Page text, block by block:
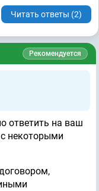
Читать ответы (2)
Рекомендуется
ответить на ваш
некоторыми